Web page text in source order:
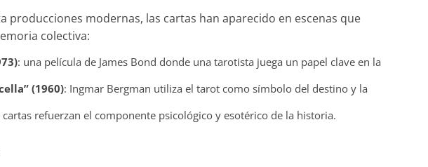
producciones modernas, las cartas han aparecido en escenas que
colectiva:
: una película de James Bond donde una tarotista juega un papel clave en la
(1960): Ingmar Bergman utiliza el tarot como símbolo del destino y la
cartas refuerzan el componente psicológico y esotérico de la historia.